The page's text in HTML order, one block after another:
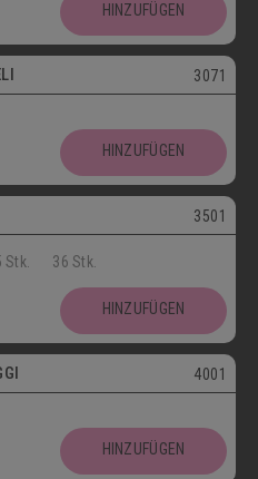
HINZUFÜGEN
3071
HINZUFÜGEN
3501
Stk. 36 Stk.
HINZUFÜGEN
4001
HINZUFÜGEN